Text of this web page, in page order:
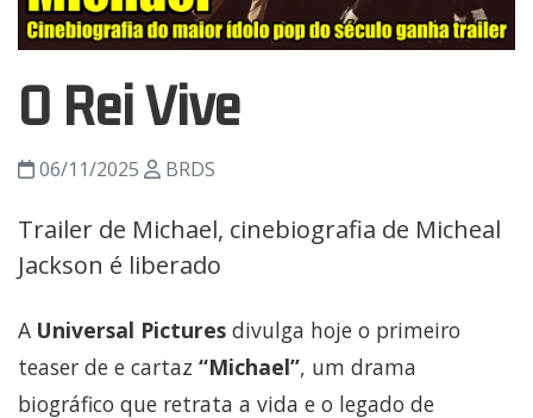
O Rei Vive
06/11/2025 BRDS
Trailer de Michael, cinebiografia de Micheal
Jackson é liberado
A Universal Pictures divulga hoje o primeiro
teaser de e cartaz “Michael”, um drama
biográfico que retrata a vida e o legado de